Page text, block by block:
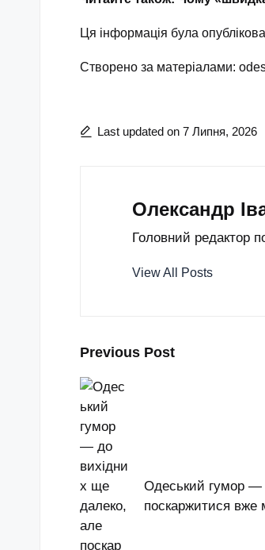
Ця інформація була
Створено за матеріалами:
Last updated on 7 Липня, 2026
Олександр
Головний редактор
View All Posts
Post
navigation
Previous Post
Одеський гумор —
поскаржитися вже